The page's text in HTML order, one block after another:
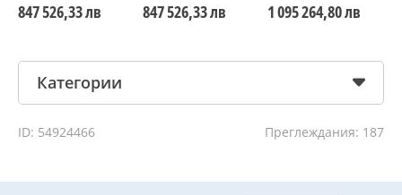
847 526,33 лв
847 526,33 лв
1 095 264,80 лв
Категории
ID: 54924466 Преглеждания: 187